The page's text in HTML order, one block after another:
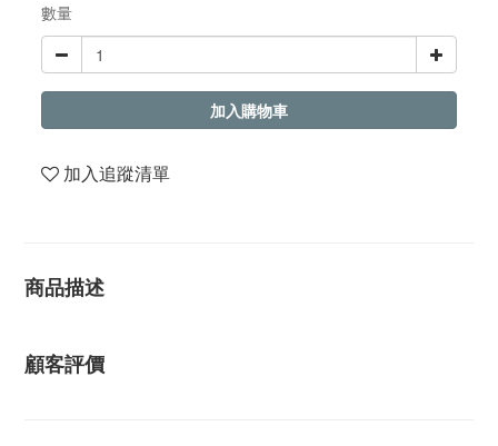
數量
加入購物車
加入追蹤清單
商品描述
顧客評價